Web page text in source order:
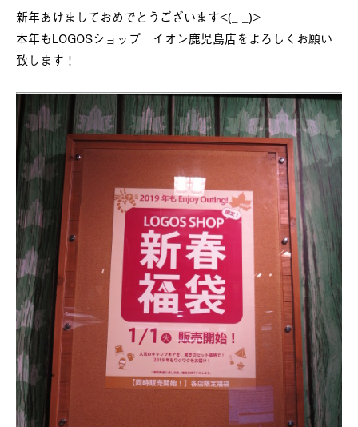
新年あけましておめでとうございます<(_ _)>
本年もLOGOSショップ イオン鹿児島店をよろしくお願い
致します！